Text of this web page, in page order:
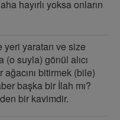
hayırlı yoksa onların
yeri yaratan ve size
suyla) gönül alıcı
bitirmek (bile)
başka bir İlah mı?
bir kavimdir.